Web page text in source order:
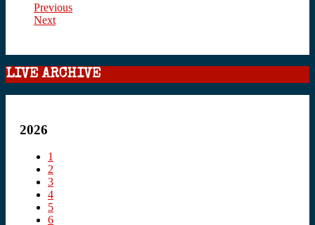
Previous
Next
LIVE ARCHIVE
2026
1
2
3
4
5
6